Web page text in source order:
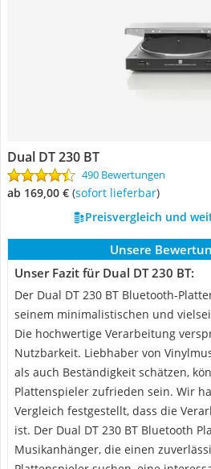
Dual DT 230 BT
490 Bewertungen
ab 169,00 € ( Sofort lieferbar)
Preisvergleich und
Unsere
Unser Fazit für Dual DT 230 BT:
Der Dual DT 230 BT Bluetooth-
seinem minimalistischen und
Die hochwertige Verarbeitung
Nutzbarkeit. Liebhaber von
als auch Beständigkeit schätzen,
Plattenspieler zufrieden sein. Wir
Vergleich festgestellt, dass die
ist. Der Dual DT 230 BT Bluetooth
Musikanhänger, die einen